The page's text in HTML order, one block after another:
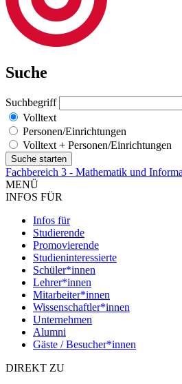
Suche
Suchbegriff
Volltext
Personen/Einrichtungen
Volltext + Personen/Einrichtungen
Fachbereich 3 - Mathematik und
MENÜ
INFOS FÜR
Infos für
Studierende
Promovierende
Studieninteressierte
Schüler*innen
Lehrer*innen
Mitarbeiter*innen
Wissenschaftler*innen
Unternehmen
Alumni
Gäste / Besucher*innen
DIREKT ZU